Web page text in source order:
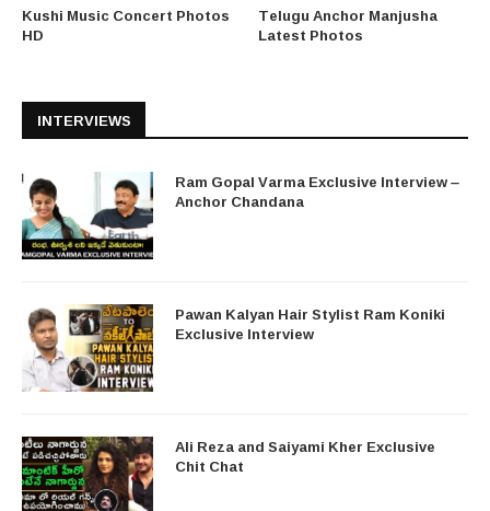
Kushi Music Concert Photos
HD
Telugu Anchor Manjusha
Latest Photos
INTERVIEWS
Ram Gopal Varma Exclusive Interview –
Anchor Chandana
Pawan Kalyan Hair Stylist Ram Koniki
Exclusive Interview
Ali Reza and Saiyami Kher Exclusive
Chit Chat